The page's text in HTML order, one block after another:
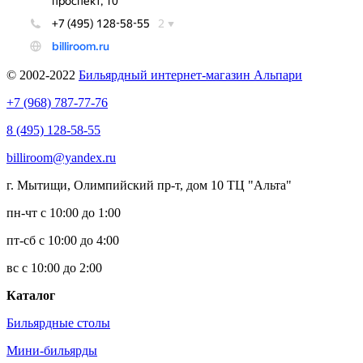
© 2002-2022 Бильярдный интернет-магазин Альпари
+7 (968) 787-77-76
8 (495) 128-58-55
billiroom@yandex.ru
г. Мытищи, Олимпийский пр-т, дом 10 ТЦ "Альта"
пн-чт с 10:00 до 1:00
пт-сб с 10:00 до 4:00
вс с 10:00 до 2:00
Каталог
Бильярдные столы
Мини-бильярды